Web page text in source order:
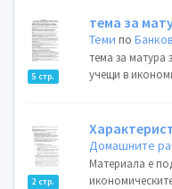
5 стр.
тема за
Теми по
тема за матура
учещи в
2 стр.
Домашните
Материала е